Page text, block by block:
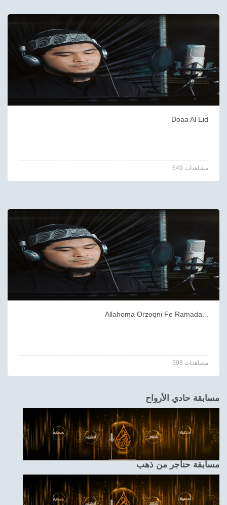
Doaa Al Eid
649 مشاهدات
Allahoma Orzoqni Fe Ramada...
598 مشاهدات
مسابقة حادي الأرواح
مسابقة حناجر من ذهب